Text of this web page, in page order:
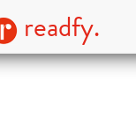
readfy.